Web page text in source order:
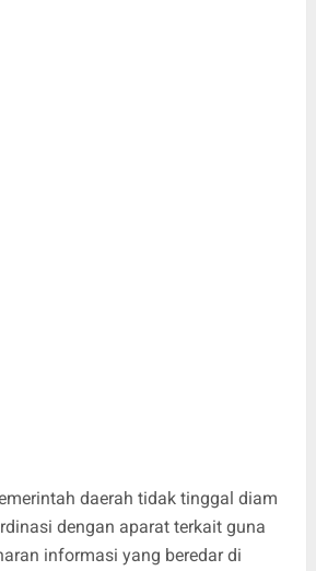
daerah tidak tinggal diam
dengan aparat terkait guna
informasi yang beredar di